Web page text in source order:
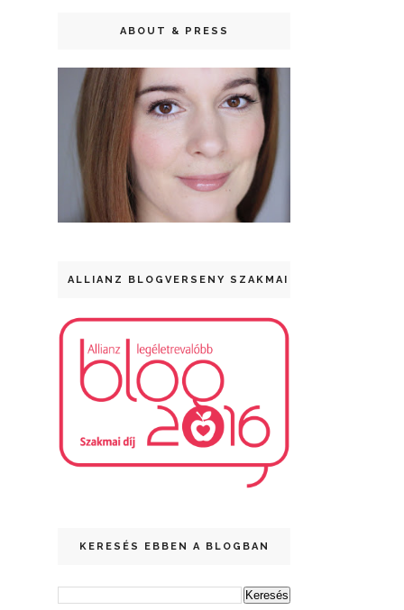
ABOUT & PRESS
ALLIANZ BLOGVERSENY SZAKMAI DÍJ
KERESÉS EBBEN A BLOGBAN